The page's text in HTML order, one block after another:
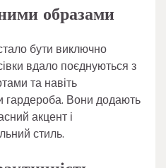
образами
бути виключно
вдало поєднуються з
та навіть
гардероба. Вони додають
акцент і
стиль.